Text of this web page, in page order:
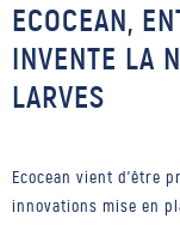
ECOCEAN,
INVENTE LA
LARVES
Ecocean vient d'être
innovations mise en